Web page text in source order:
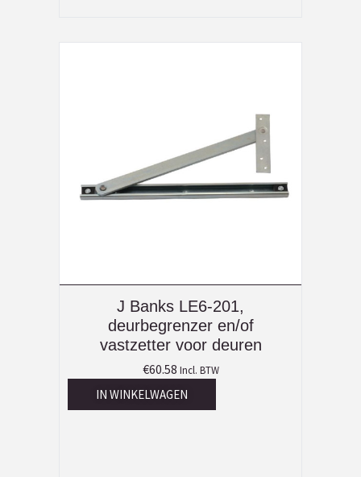
J Banks LE6-201,
deurbegrenzer en/of
vastzetter voor deuren
€60.58 Incl. BTW
IN WINKELWAGEN